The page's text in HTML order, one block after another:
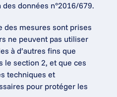
données n°2016/679.
des mesures sont prises
ne peuvent pas utiliser
à d’autres fins que
le section 2, et que ces
techniques et
pour protéger les